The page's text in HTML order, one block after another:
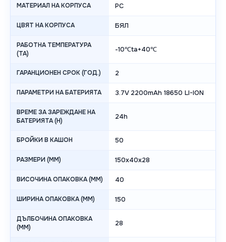
МАТЕРИАЛ НА КОРПУСА PC
ЦВЯТ НА КОРПУСА БЯЛ
РАБОТНА ТЕМПЕРАТУРА
(TA)
-10℃ta+40℃
ГАРАНЦИОНЕН СРОК (ГОД.) 2
ПАРАМЕТРИ НА БАТЕРИЯТА 3.7V 2200mAh 18650 LI-ION
ВРЕМЕ ЗА ЗАРЕЖДАНЕ НА
БАТЕРИЯТА (H)
24h
БРОЙКИ В КАШОН 50
РАЗМЕРИ (MM) 150x40x28
ВИСОЧИНА ОПАКОВКА (MM) 40
ШИРИНА ОПАКОВКА (MM) 150
ДЪЛБОЧИНА ОПАКОВКА
(MM)
28